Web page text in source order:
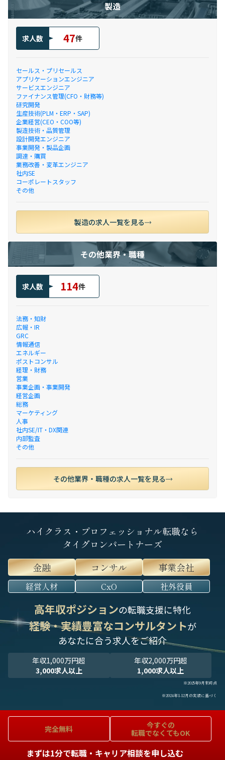
製造
求人数 47件
セールス・プリセールス
アプリケーションエンジニア
サービスエンジニア
ファイナンス管理(CFO・財務等)
研究開発
生産技術(PLM・ERP・SAP)
企業経営(CEO・COO等)
製造技術・品質管理
設計開発エンジニア
事業開発・製品企画
調達・購買
業務改善・変革エンジニア
社内SE
コーポレートスタッフ
その他
製造の求人一覧を見る
その他業界・職種
求人数 114件
法務・知財
広報・IR
GRC
情報通信
エネルギー
ポストコンサル
経理・財務
営業
事業企画・事業開発
経営企画
総務
マーケティング
人事
社内SE/IT・DX関連
内部監査
その他
その他業界・職種の求人一覧を見る
ハイクラス・プロフェッショナル転職なら
タイグロンパートナーズ
金融
コンサル 事業会社
経営人材 CxO 社外役員
高年収ポジションの転職支援に特化
経験・実績豊富なコンサルタントが
あなたに合う求人をご紹介
年収1,000万円超
3,000求人以上
年収2,000万円超
1,000求人以上
※2025年9月末時点
※2024年1-12月の実績に基づく
完全無料
今すぐの
転職でなくてもOK
まずは1分で転職・キャリア相談を申し込む